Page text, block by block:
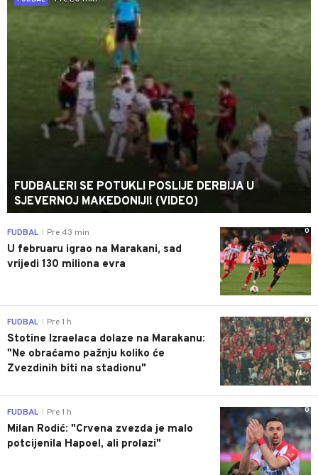
FUDBALERI SE POTUKLI POSLIJE DERBIJA U
SJEVERNOJ MAKEDONIJI! (VIDEO)
0
FUDBAL Pre 43 min
U februaru igrao na Marakani, sad
vrijedi 130 miliona evra
0
FUDBAL Pre 1 h
Stotine Izraelaca dolaze na Marakanu:
"Ne obraćamo pažnju koliko će
Zvezdinih biti na stadionu"
0
FUDBAL Pre 1 h
Milan Rodić: "Crvena zvezda je malo
potcijenila Hapoel, ali prolazi"